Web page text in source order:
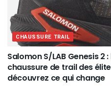
CHAUSSURE TRAIL
Salomon S/LAB Genesis 2
chaussure de trail des
découvrez ce qui change